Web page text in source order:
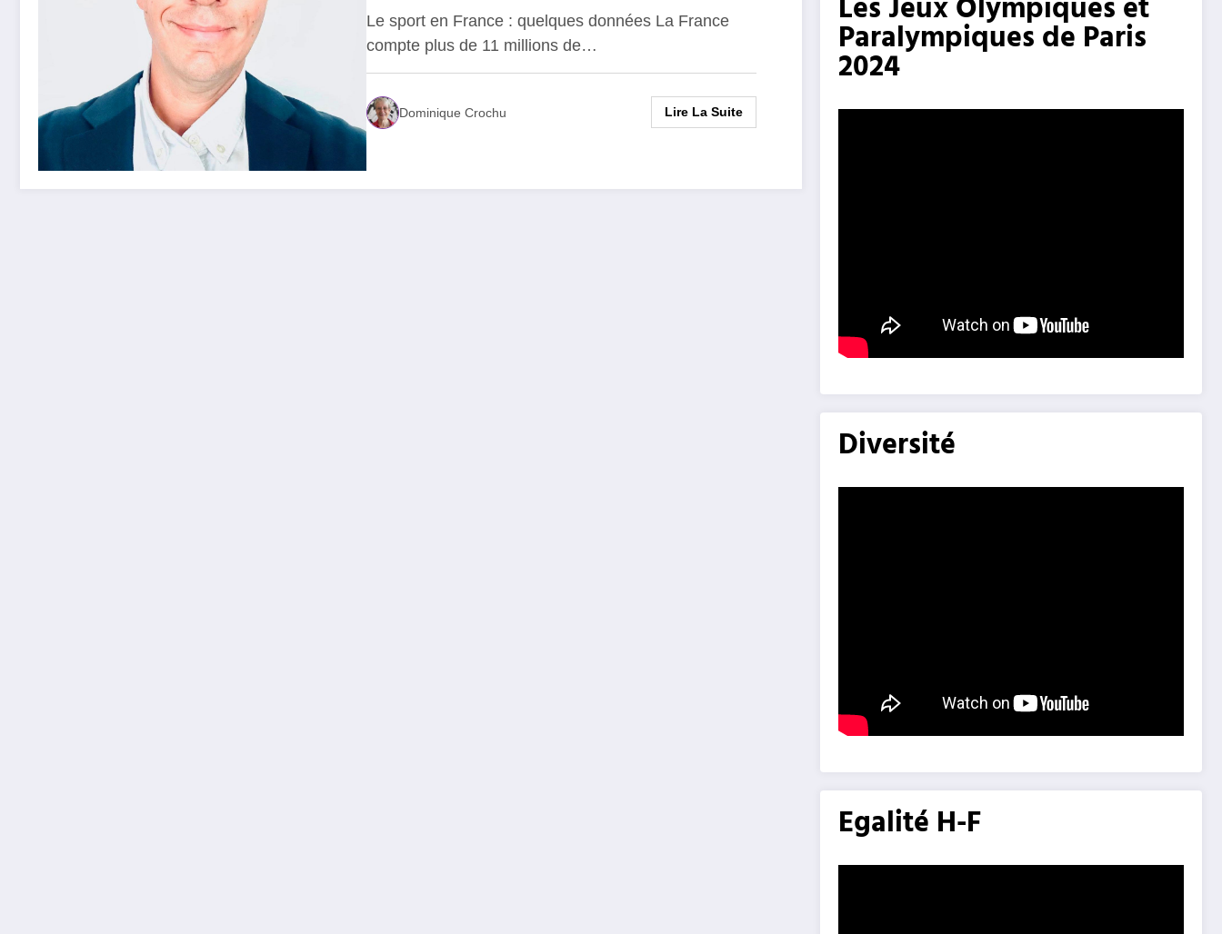
Le sport en France : quelques données La France
compte plus de 11 millions de…
Dominique Crochu Lire La Suite
Les Jeux Olympiques et
Paralympiques de Paris
2024
Diversité
Egalité H-F